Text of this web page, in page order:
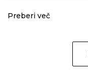
Preberi več